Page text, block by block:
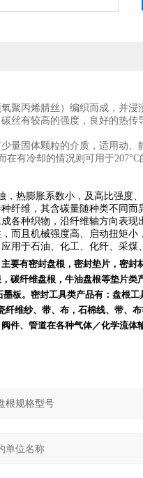
氧聚丙烯腈丝）编织而成，并
丝有较高的强度，良好的热
量固体颗粒的介质，适用动
在有冷却的情况则可用于
热膨胀系数小，及高比强度
纤维，其含碳量随种类不同
各种织物，沿纤维轴方向表
而且机械强度高、启动扭矩
用于石油、化工、化纤、采
要有密封盘根，密封垫片，密
碳纤维盘根，牛油盘根等垫片类
墨板。密封工具类产品有：盘根工
纤维纱、带、布，石棉线、带、
件、管道在各种气体／化学流